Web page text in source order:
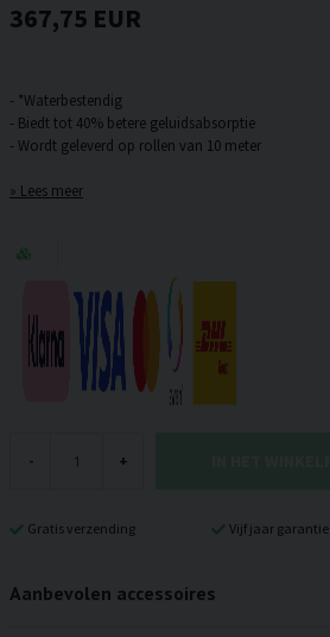
367,75 EUR
- *Waterbestendig
- Biedt tot 40% betere geluidsabsorptie
Lees meer
- +
Gratis verzending Vijf jaar garantie
Aanbevolen accessoires